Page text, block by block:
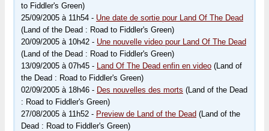
to Fiddler's Green)
25/09/2005 à 11h54 - Une date de sortie pour Land Of The Dead
(Land of the Dead : Road to Fiddler's Green)
20/09/2005 à 10h42 - Une nouvelle video pour Land Of The Dead
(Land of the Dead : Road to Fiddler's Green)
13/09/2005 à 07h45 - Land Of The Dead enfin en video (Land of
the Dead : Road to Fiddler's Green)
02/09/2005 à 18h46 - Des nouvelles des morts (Land of the Dead
: Road to Fiddler's Green)
27/08/2005 à 11h52 - Preview de Land of the Dead (Land of the
Dead : Road to Fiddler's Green)